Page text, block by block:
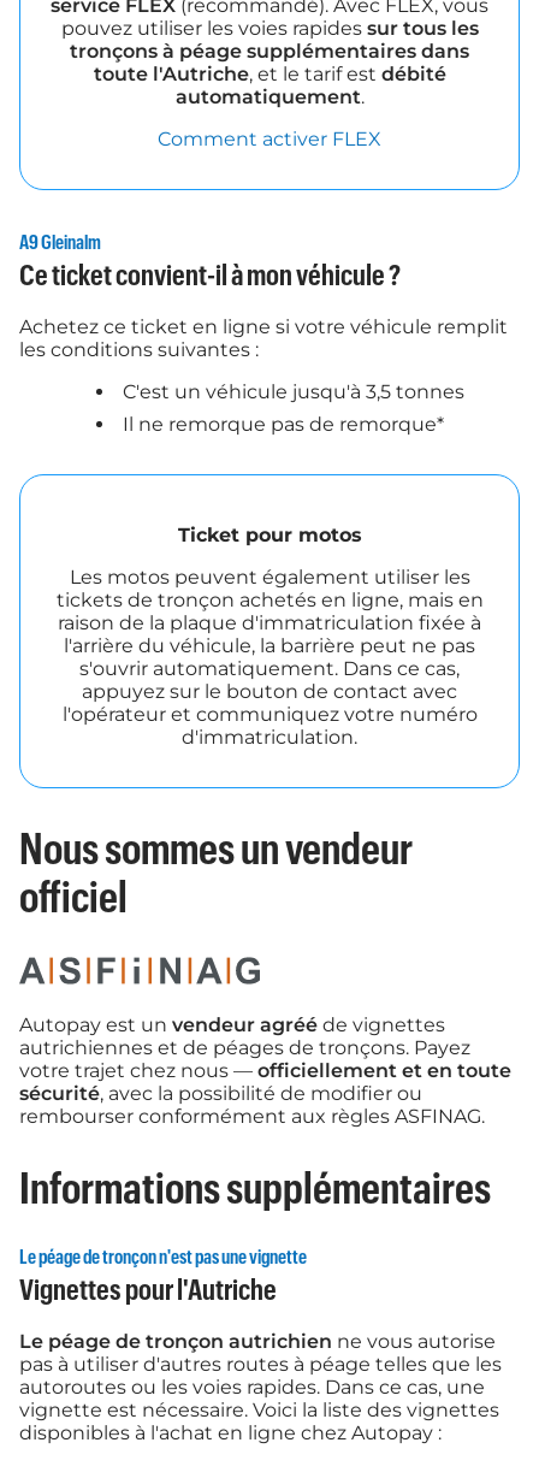
service FLEX (recommandé). Avec FLEX, vous
pouvez utiliser les voies rapides sur tous les
tronçons à péage supplémentaires dans
toute l'Autriche, et le tarif est débité
automatiquement.
Comment activer FLEX
A9 Gleinalm
Ce ticket convient-il à mon véhicule ?
Achetez ce ticket en ligne si votre véhicule remplit
les conditions suivantes :
C'est un véhicule jusqu'à 3,5 tonnes
Il ne remorque pas de remorque*
Ticket pour motos
Les motos peuvent également utiliser les
tickets de tronçon achetés en ligne, mais en
raison de la plaque d'immatriculation fixée à
l'arrière du véhicule, la barrière peut ne pas
s'ouvrir automatiquement. Dans ce cas,
appuyez sur le bouton de contact avec
l'opérateur et communiquez votre numéro
d'immatriculation.
Nous sommes un vendeur
officiel
Autopay est un vendeur agréé de vignettes
autrichiennes et de péages de tronçons. Payez
votre trajet chez nous — officiellement et en toute
sécurité, avec la possibilité de modifier ou
rembourser conformément aux règles ASFINAG.
Informations supplémentaires
Le péage de tronçon n'est pas une vignette
Vignettes pour l'Autriche
Le péage de tronçon autrichien ne vous autorise
pas à utiliser d'autres routes à péage telles que les
autoroutes ou les voies rapides. Dans ce cas, une
vignette est nécessaire. Voici la liste des vignettes
disponibles à l'achat en ligne chez Autopay :